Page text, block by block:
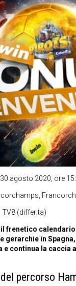
agosto 2020, ore
TV8 (differita)
il frenetico
gerarchie in
continua la caccia
percorso